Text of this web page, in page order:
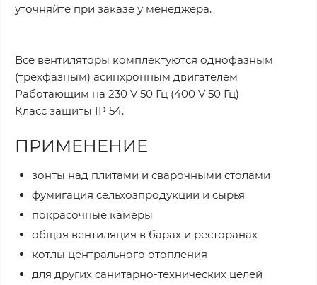
уточняйте при заказе у менеджера.
Все вентиляторы комплектуются однофазным
(трехфазным) асинхронным двигателем
Работающим на 230 V 50 Гц (400 V 50 Гц)
Класс защиты IP 54.
ПРИМЕНЕНИЕ
зонты над плитами и сварочными столами
фумигация сельхозпродукции и сырья
покрасочные камеры
общая вентиляция в барах и ресторанах
котлы центрального отопления
для других санитарно-технических целей